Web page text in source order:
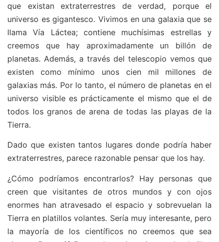
que existan extraterrestres de verdad, porque el
universo es gigantesco. Vivimos en una galaxia que se
llama Vía Láctea; contiene muchísimas estrellas y
creemos que hay aproximadamente un billón de
planetas. Además, a través del telescopio vemos que
existen como mínimo unos cien mil millones de
galaxias más. Por lo tanto, el número de planetas en el
universo visible es prácticamente el mismo que el de
todos los granos de arena de todas las playas de la
Tierra.
Dado que existen tantos lugares donde podría haber
extraterrestres, parece razonable pensar que los hay.
¿Cómo podríamos encontrarlos? Hay personas que
creen que visitantes de otros mundos y con ojos
enormes han atravesado el espacio y sobrevuelan la
Tierra en platillos volantes. Sería muy interesante, pero
la mayoría de los científicos no creemos que sea